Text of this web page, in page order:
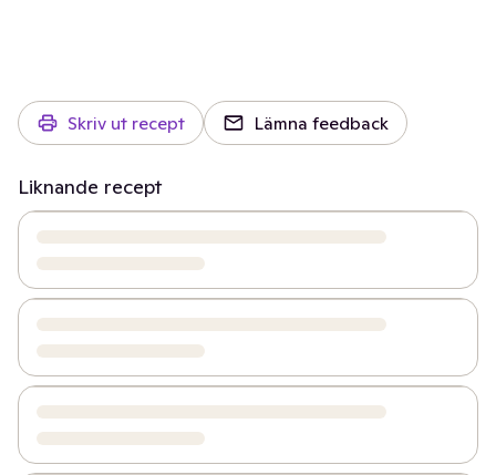
Skriv ut recept Lämna feedback
Liknande recept